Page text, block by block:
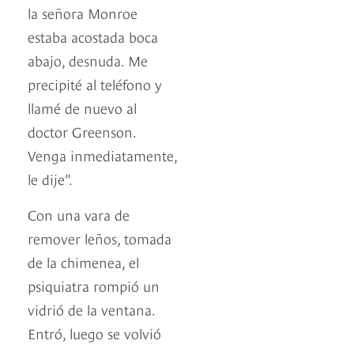
la señora Monroe
estaba acostada boca
abajo, desnuda. Me
precipité al teléfono y
llamé de nuevo al
doctor Greenson.
Venga inmediatamente,
le dije”.
Con una vara de
remover leños, tomada
de la chimenea, el
psiquiatra rompió un
vidrió de la ventana.
Entró, luego se volvió